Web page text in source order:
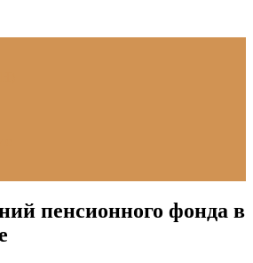
пенсионного фонда в